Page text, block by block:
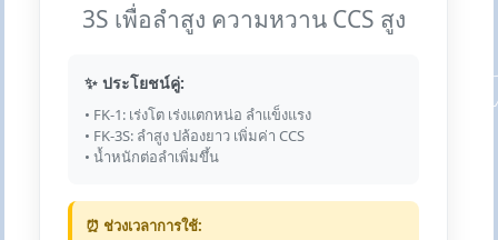
3S เพื่อลำสูง ความหวาน CCS สูง
✨ ประโยชน์คู่:
• FK-1: เร่งโต เร่งแตกหน่อ ลำแข็งแรง
• FK-3S: ลำสูง ปล้องยาว เพิ่มค่า CCS
• น้ำหนักต่อลำเพิ่มขึ้น
⏰ ช่วงเวลาการใช้: